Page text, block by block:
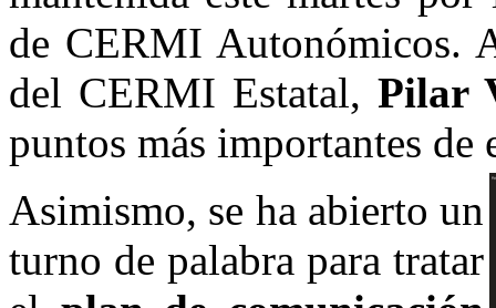
de CERMI Autonómicos.
del CERMI Estatal, Pilar
puntos más importantes de
Asimismo, se ha abierto un
turno de palabra para tratar